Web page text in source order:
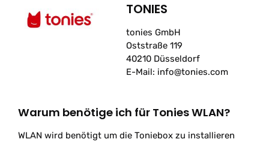
TONIES
tonies GmbH
Oststraße 119
40210 Düsseldorf
E-Mail: info@tonies.com
Warum benötige ich für Tonies WLAN?
WLAN wird benötigt um die Toniebox zu installieren